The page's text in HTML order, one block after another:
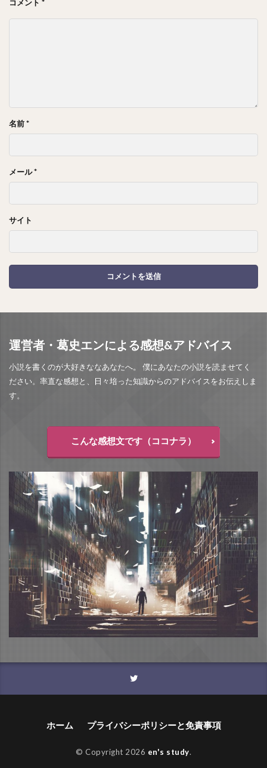
コメント *
名前*
メール*
サイト
運営者・葛史エンによる感想&アドバイス
小説を書くのが大好きななあなたへ。 僕にあなたの小説を読ませてく
ださい。率直な感想と、日々培った知識からのアドバイスをお伝えしま
す。
こんな感想文です（ココナラ）
ホーム プライバシーポリシーと免責事項
© Copyright 2026 en's study.